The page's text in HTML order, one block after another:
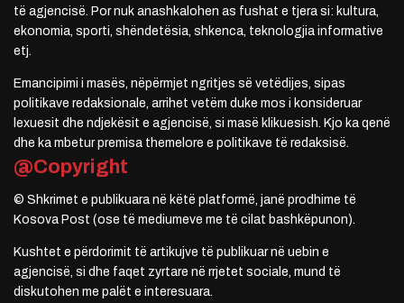
të agjencisë. Por nuk anashkalohen as fushat e tjera si: kultura,
ekonomia, sporti, shëndetësia, shkenca, teknologjia informative
etj.
Emancipimi i masës, nëpërmjet ngritjes së vetëdijes, sipas
politikave redaksionale, arrihet vetëm duke mos i konsideruar
lexuesit dhe ndjekësit e agjencisë, si masë klikuesish. Kjo ka qenë
dhe ka mbetur premisa themelore e politikave të redaksisë.
@Copyright
© Shkrimet e publikuara në këtë platformë, janë prodhime të
Kosova Post (ose të mediumeve me të cilat bashkëpunon).
Kushtet e përdorimit të artikujve të publikuar në uebin e
agjencisë, si dhe faqet zyrtare në rrjetet sociale, mund të
diskutohen me palët e interesuara.